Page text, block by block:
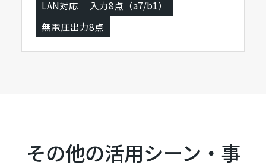
LAN対応
入力8点（a7/b1）
無電圧出力8点
その他の活用シーン・事